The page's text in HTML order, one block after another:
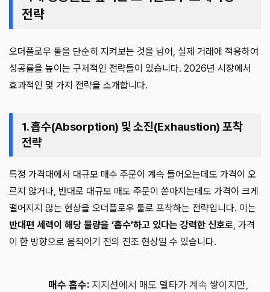
전략
오더플로우 툴을 단순히 지켜보는 것을 넘어, 실제 거래에 적용하여
성공률을 높이는 구체적인 전략들이 있습니다. 2026년 시장에서
효과적인 몇 가지 전략을 소개합니다.
1. 흡수(Absorption) 및 소진(Exhaustion) 포착
전략
특정 가격대에서 대규모 매수 주문이 계속 들어오는데도 가격이 오
르지 않거나, 반대로 대규모 매도 주문이 쏟아지는데도 가격이 크게
떨어지지 않는 현상을 오더플로우 툴로 포착하는 전략입니다. 이는
반대편 세력이 해당 물량을 ‘흡수’하고 있다는 강력한 신호로, 가격
이 한 방향으로 움직이기 전의 전조 현상일 수 있습니다.
매수 흡수: 지지선에서 매도 델타가 계속 쌓이지만,